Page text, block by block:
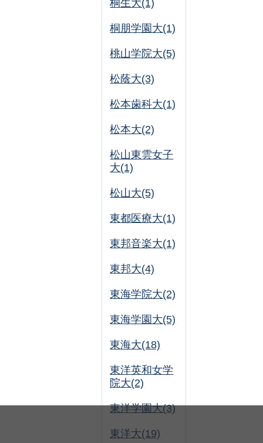
桐生大(1)
桐朋学園大(1)
桃山学院大(5)
松蔭大(3)
松本歯科大(1)
松本大(2)
松山東雲女子
大(1)
松山大(5)
東都医療大(1)
東邦音楽大(1)
東邦大(4)
東海学院大(2)
東海学園大(5)
東海大(18)
東洋英和女学
院大(2)
東洋学園大(3)
東洋大(19)